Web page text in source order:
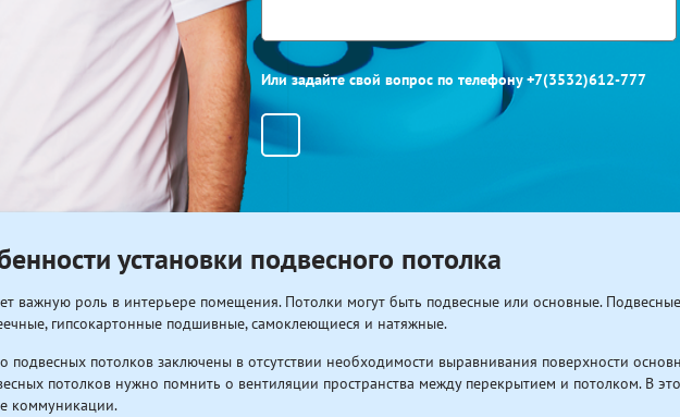
Или задайте свой вопрос по телефону +7(3532)612-777
установки подвесного потолка
важную роль в интерьере помещения. Потолки могут быть подвесные или основные.
гипсокартонные подшивные, самоклеющиеся и натяжные.
подвесных потолков заключены в отсутствии необходимости выравнивания поверхности
потолков нужно помнить о вентиляции пространства между перекрытием и потолком. В
коммуникации.